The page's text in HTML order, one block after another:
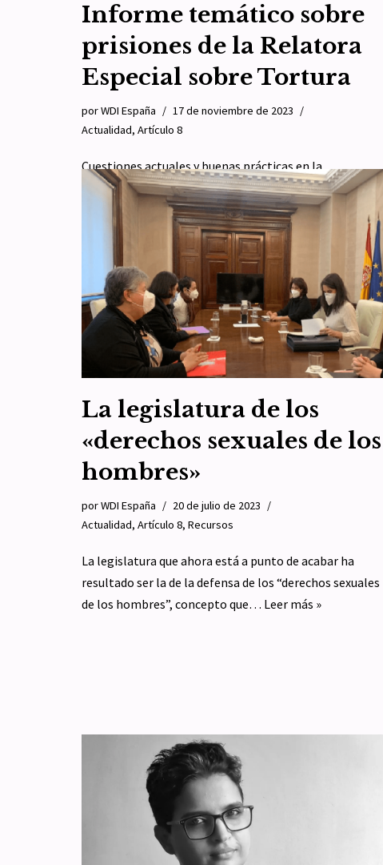
Informe temático sobre
prisiones de la Relatora
Especial sobre Tortura
porWDI España
17 de noviembre de 2023
Actualidad, Artículo 8
Cuestiones actuales y buenas prácticas en la
administración penitenciaria – Informe temático de la
Relatora Especial sobre la tortura La Relatora Especial
de Naciones Unidas…Leer más »
La legislatura de los
«derechos sexuales de los
hombres»
porWDI España
20 de julio de 2023
Actualidad, Artículo 8, Recursos
La legislatura que ahora está a punto de acabar ha
resultado ser la de la defensa de los “derechos sexuales
de los hombres”, concepto que… Leer más »